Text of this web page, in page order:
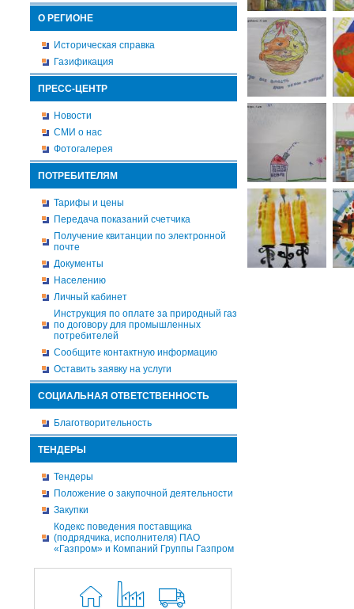
О РЕГИОНЕ
Историческая справка
Газификация
ПРЕСС-ЦЕНТР
Новости
СМИ о нас
Фотогалерея
ПОТРЕБИТЕЛЯМ
Тарифы и цены
Передача показаний счетчика
Получение квитанции по электронной
почте
Документы
Населению
Личный кабинет
Инструкция по оплате за природный газ
по договору для промышленных
потребителей
Сообщите контактную информацию
Оставить заявку на услуги
СОЦИАЛЬНАЯ ОТВЕТСТВЕННОСТЬ
Благотворительность
ТЕНДЕРЫ
Тендеры
Положение о закупочной деятельности
Закупки
Кодекс поведения поставщика
(подрядчика, исполнителя) ПАО
«Газпром» и Компаний Группы Газпром